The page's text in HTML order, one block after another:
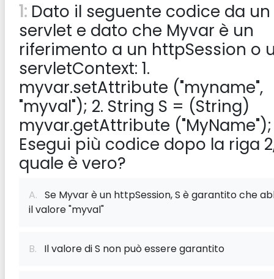
1: Dato il seguente codice da un
servlet e dato che Myvar è un
riferimento a un httpSession o
servletContext: 1.
myvar.setAttribute ("myname",
"myval"); 2. String S = (String)
myvar.getAttribute
Esegui più codice dopo la riga
quale è vero?
A. Se Myvar è un httpSession, S è garantito che
il valore "myval"
B. Il valore di S non può essere garantito